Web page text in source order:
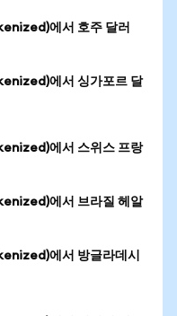
에서 호주 달러
에서 싱가포르 달
에서 스위스 프랑
에서 브라질 헤알
에서 방글라데시